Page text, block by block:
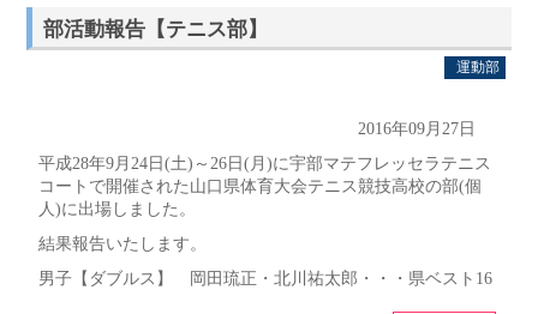
部活動報告【テニス部】
運動部
2016年09月27日
平成28年9月24日(土)～26日(月)に宇部マテフレッセラテニス
コートで開催された山口県体育大会テニス競技高校の部(個
人)に出場しました。
結果報告いたします。
男子【ダブルス】 岡田琉正・北川祐太郎・・・県ベスト16